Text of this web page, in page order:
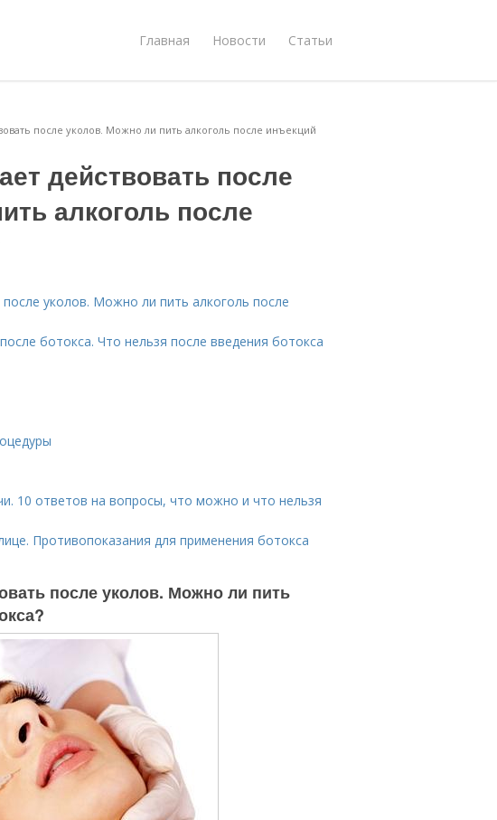
Главная Новости Статьи
после уколов. Можно ли пить алкоголь после инъекций
действовать после
алкоголь после
уколов. Можно ли пить алкоголь после
ботокса. Что нельзя после введения ботокса
10 ответов на вопросы, что можно и что нельзя
Противопоказания для применения ботокса
после уколов. Можно ли пить